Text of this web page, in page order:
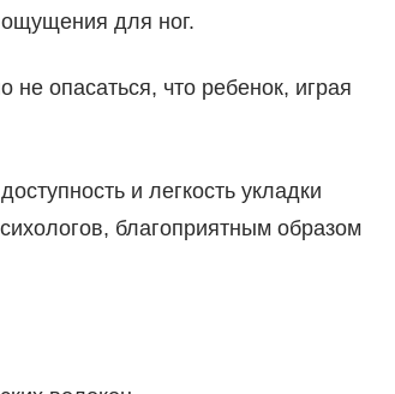
для ног.
опасаться, что ребенок, играя
и легкость укладки
благоприятным образом